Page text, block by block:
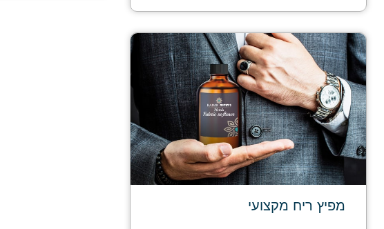
מפיץ ריח מקצועי